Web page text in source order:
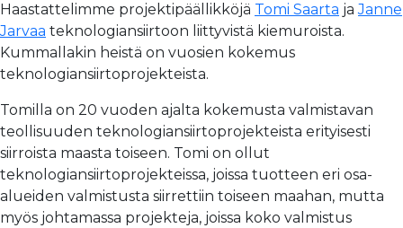
Haastattelimme projektipäällikköjä Tomi Saarta jaJanne
Jarvaa teknologiansiirtoon liittyvistä kiemuroista.
Kummallakin heistä on vuosien kokemus
teknologiansiirtoprojekteista.
Tomilla on 20 vuoden ajalta kokemusta valmistavan
teollisuuden teknologiansiirtoprojekteista erityisesti
siirroista maasta toiseen. Tomi on ollut
teknologiansiirtoprojekteissa, joissa tuotteen eri osa-
alueiden valmistusta siirrettiin toiseen maahan, mutta
myös johtamassa projekteja, joissa koko valmistus